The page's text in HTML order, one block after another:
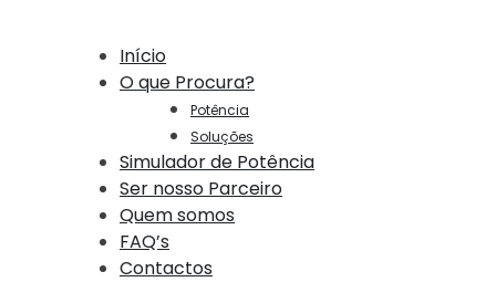
Início
O que Procura?
Potência
Soluções
Simulador de Potência
Ser nosso Parceiro
Quem somos
FAQ’s
Contactos